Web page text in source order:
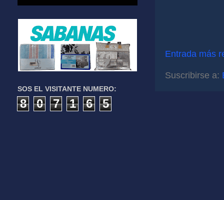
Entrada más
Suscribirse a:
SOS EL VISITANTE NUMERO:
8 0 7 1 6 5